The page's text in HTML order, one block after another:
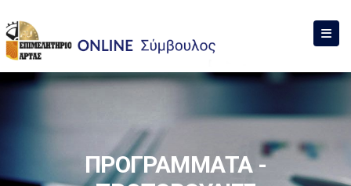
ΠΡΟΓΡΑΜΜΑΤΑ -